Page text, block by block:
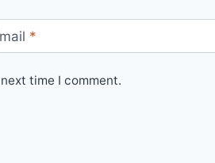
*
time I comment.